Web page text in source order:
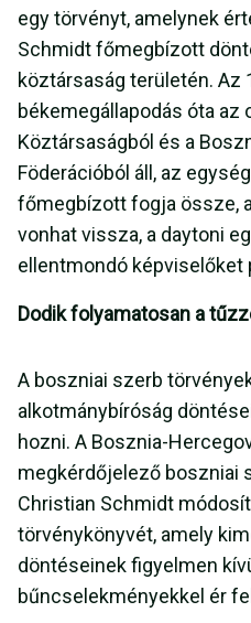
egy törvényt, amelynek
Schmidt főmegbízott
köztársaság területén. Az
békemegállapodás óta az
Köztársaságból és a
Föderációból áll, az
főmegbízott fogja össze,
vonhat vissza, a daytoni
ellentmondó képviselőket
Dodik folyamatosan a
A boszniai szerb
alkotmánybíróság
hozni. A Bosznia-
megkérdőjelező boszniai
Christian Schmidt
törvénykönyvét, amely
döntéseinek figyelmen
bűncselekményekkel ér